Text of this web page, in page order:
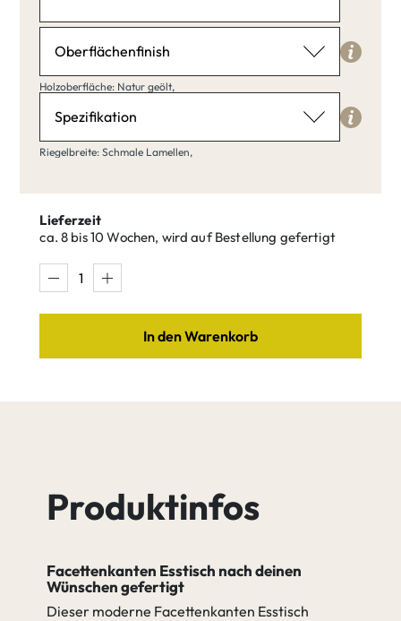
Oberflächenfinish
Holzoberfläche
Natur geölt
Buche Tequila Buche Quartz
Buche Java
Buche
Cognac
Buche Antik Buche Amara
Holzoberfläche: Natur geölt,
Spezifikation
Riegelbreite
Schmale
Lamellen
Riegelbreite: Schmale Lamellen,
Lieferzeit
ca. 8 bis 10 Wochen, wird auf Bestellung gefertigt
In den Warenkorb
Produktinfos
Facettenkanten Esstisch nach deinen
Wünschen gefertigt
Dieser moderne Facettenkanten Esstisch